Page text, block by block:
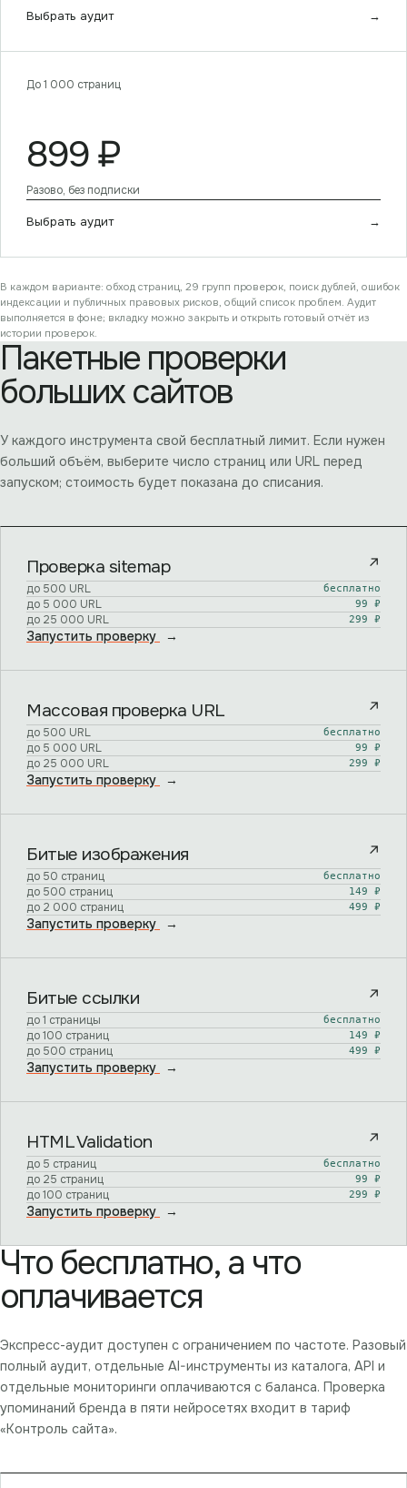
Выбрать аудит →
До 1 000 страниц
899₽
Разово, без подписки
Выбрать аудит →
В каждом варианте: обход страниц, 29 групп проверок, поиск дублей, ошибок
индексации и публичных правовых рисков, общий список проблем. Аудит
выполняется в фоне; вкладку можно закрыть и открыть готовый отчёт из
истории проверок.
Пакетные проверки
больших сайтов
У каждого инструмента свой бесплатный лимит. Если нужен
больший объём, выберите число страниц или URL перед
запуском; стоимость будет показана до списания.
Проверка sitemap ↗
до 500 URL бесплатно
до 5 000 URL 99 ₽
до 25 000 URL 299 ₽
Запустить проверку →
Массовая проверка URL ↗
до 500 URL бесплатно
до 5 000 URL 99 ₽
до 25 000 URL 299 ₽
Запустить проверку →
Битые изображения ↗
до 50 страниц бесплатно
до 500 страниц 149 ₽
до 2 000 страниц 499 ₽
Запустить проверку →
Битые ссылки ↗
до1 страницы бесплатно
до100 страниц 149 ₽
до 500 страниц 499 ₽
Запустить проверку →
HTML Validation ↗
до 5 страниц бесплатно
до 25 страниц 99 ₽
до100 страниц 299 ₽
Запустить проверку →
Что бесплатно, а что
оплачивается
Экспресс-аудит доступен с ограничением по частоте. Разовый
полный аудит, отдельные AI-инструменты из каталога, API и
отдельные мониторинги оплачиваются с баланса. Проверка
упоминаний бренда в пяти нейросетях входит в тариф
«Контроль сайта».